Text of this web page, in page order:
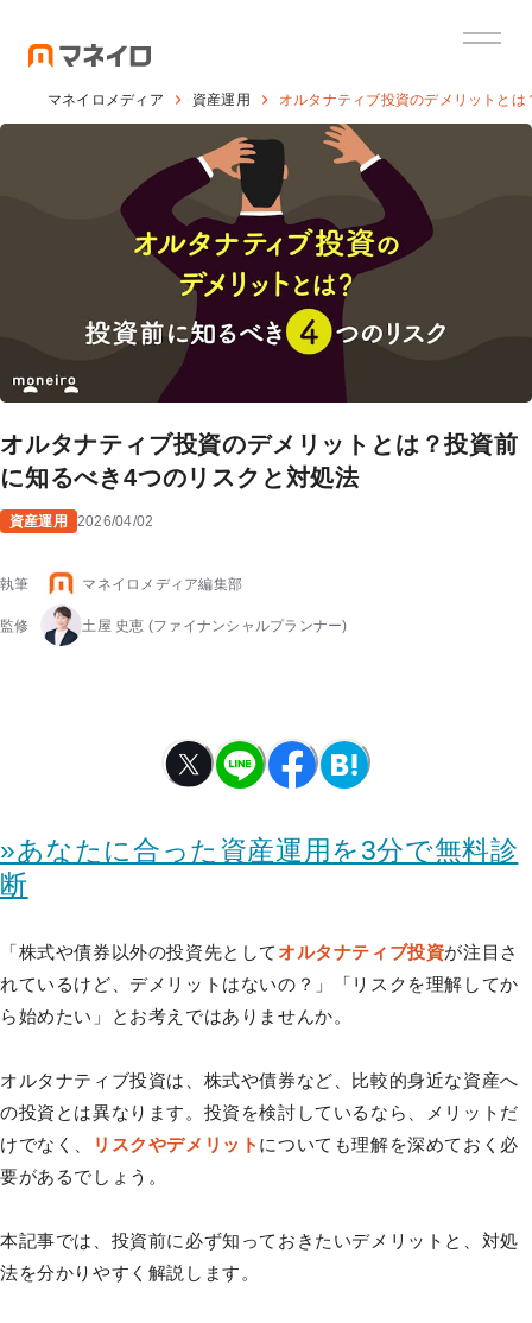
マネイロメディア 資産運用 オルタナティブ投資のデメリットと
オルタナティブ投資のデメリットとは？投資前
に知るべき4つのリスクと対処法
資産運用 2026/04/02
執筆 マネイロメディア編集部
監修 土屋 史恵 (ファイナンシャルプランナー)
»あなたに合った資産運用を3分で無料診
断
「株式や債券以外の投資先としてオルタナティブ投資が注目さ
れているけど、デメリットはないの？」「リスクを理解してか
ら始めたい」とお考えではありませんか。
オルタナティブ投資は、株式や債券など、比較的身近な資産へ
の投資とは異なります。投資を検討しているなら、メリットだ
けでなく、
リスクやデメリット についても理解を深めておく必
要があるでしょう。
本記事では、投資前に必ず知っておきたいデメリットと、対処
法を分かりやすく解説します。